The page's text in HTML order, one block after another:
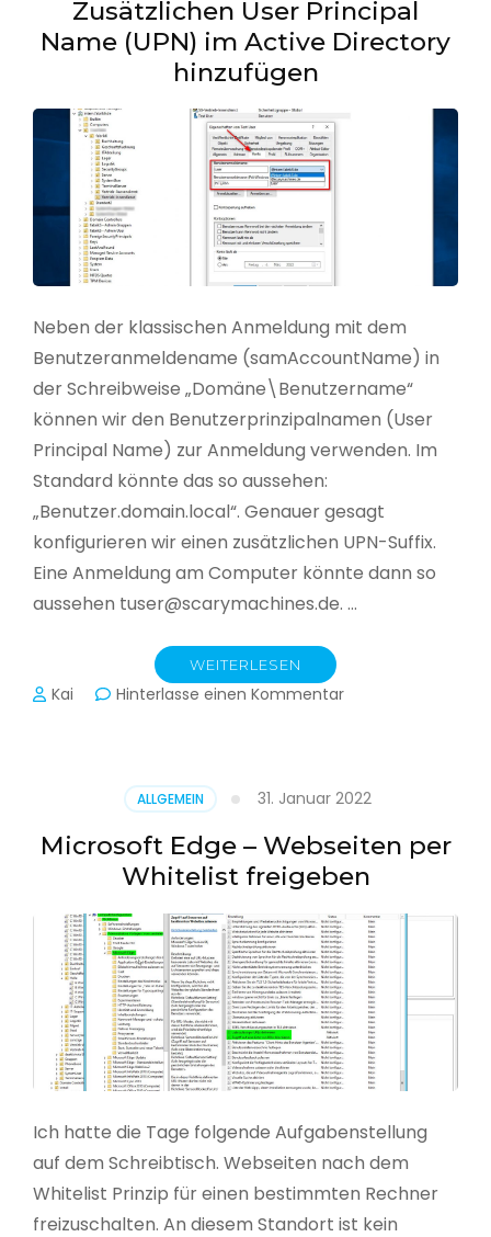
Zusätzlichen User Principal
Name (UPN) im Active Directory
hinzufügen
Neben der klassischen Anmeldung mit dem
Benutzeranmeldename (samAccountName) in
der Schreibweise „Domäne\Benutzername“
können wir den Benutzerprinzipalnamen (User
Principal Name) zur Anmeldung verwenden. Im
Standard könnte das so aussehen:
„Benutzer.domain.local“. Genauer gesagt
konfigurieren wir einen zusätzlichen UPN-Suffix.
Eine Anmeldung am Computer könnte dann so
aussehen tuser@scarymachines.de. …
WEITERLESEN
Kai Hinterlasse einen Kommentarzu
(UPN)
im
Active
Directory
ALLGEMEIN 31. Januar 2022
Microsoft Edge – Webseiten per
Whitelist freigeben
Ich hatte die Tage folgende Aufgabenstellung
auf dem Schreibtisch. Webseiten nach dem
Whitelist Prinzip für einen bestimmten Rechner
freizuschalten. An diesem Standort ist kein